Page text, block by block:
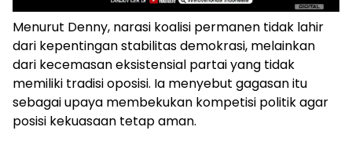
Menurut Denny, narasi koalisi permanen tidak lahir
dari kepentingan stabilitas demokrasi, melainkan
dari kecemasan eksistensial partai yang tidak
memiliki tradisi oposisi. Ia menyebut gagasan itu
sebagai upaya membekukan kompetisi politik agar
posisi kekuasaan tetap aman.